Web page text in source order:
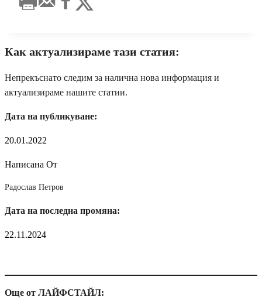
Как актуализираме тази статия:
Непрекъснато следим за налична нова информация и
актуализираме нашите статии.
Дата на публикуване:
20.01.2022
Написана От
Радослав Петров
Дата на последна промяна:
22.11.2024
Още от ЛАЙФСТАЙЛ: